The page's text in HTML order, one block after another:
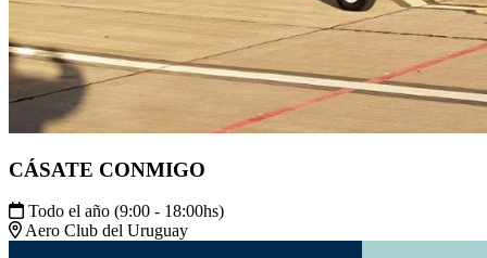
CÁSATE CONMIGO
Todo el año (9:00 - 18:00hs)
Aero Club del Uruguay